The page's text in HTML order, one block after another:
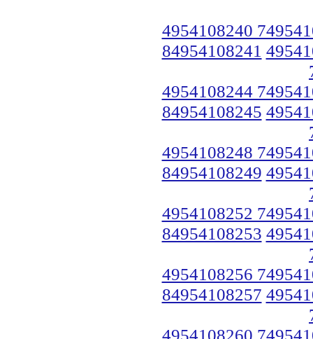
4954108240
84954108241
4954108244
84954108245
4954108248
84954108249
4954108252
84954108253
4954108256
84954108257
4954108260